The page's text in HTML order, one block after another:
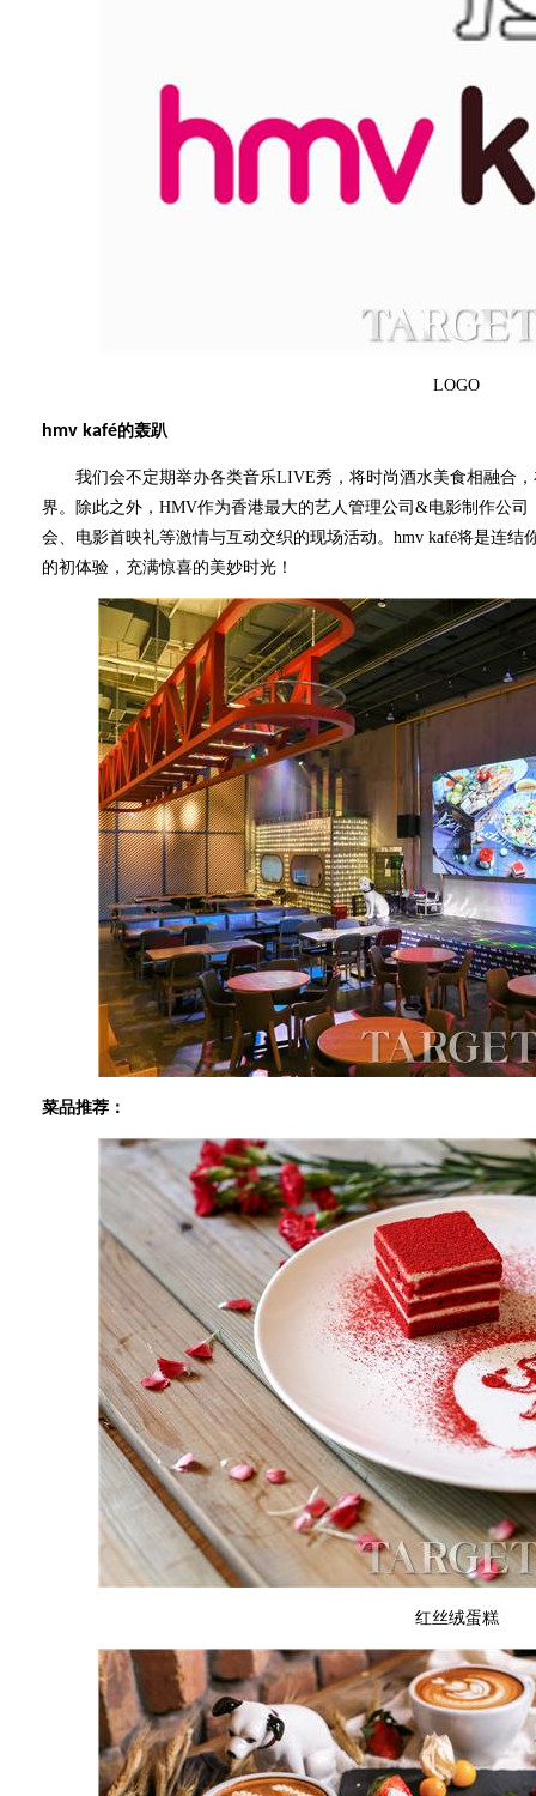
LOGO
hmv kafé的轰趴
我们会不定期举办各类音乐LIVE秀，将时尚酒水美食相融合，
界。除此之外，HMV作为香港最大的艺人管理公司&电影制作公
会、电影首映礼等激情与互动交织的现场活动。hmv kafé将是连
的初体验，充满惊喜的美妙时光！
菜品推荐：
红丝绒蛋糕